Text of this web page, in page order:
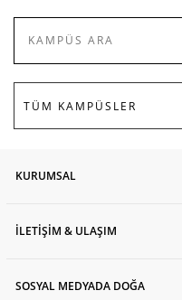
KURUMSAL
İLETİŞİM & ULAŞIM
SOSYAL MEDYADA DOĞA